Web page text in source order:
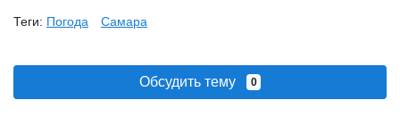
Теги: Погода Самара
Обсудить тему 0